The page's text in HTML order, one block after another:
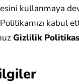
kullanmaya
kabul
Gizlilik